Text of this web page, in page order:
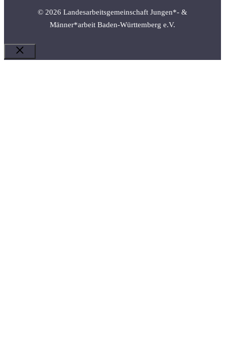
© 2026 Landesarbeitsgemeinschaft Jungen*- &
Männer*arbeit Baden-Württemberg e.V.
Schließen